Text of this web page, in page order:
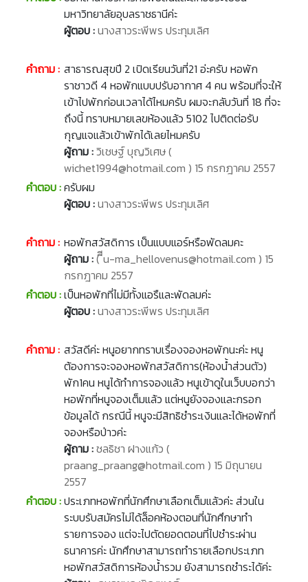
มหาวิทยาลัยอุบลราชธานีค่ะ
ผู้ตอบ :นางสาวระพีพร ประทุมเลิศ
คำถาม : สาธารณสุขปี 2 เปิดเรียนวันที่21 อ่ะครับ หอพัก
ราชาวดี 4 หอพักแบบปรับอากาศ 4 คน พร้อมที่จะให้
เข้าไปพักก่อนเวลาได้ไหมครับ ผมจะกลับวันที่ 18 ที่จะ
ถึงนี้ ทราบหมายเลขห้องแล้ว 5102 ไปติดต่อรับ
กุญแจแล้วเข้าพักได้เลยไหมครับ
ผู้ถาม :วิเชษฐ์ บุญวิเศษ (
wichet1994@hotmail.com ) 15 กรกฎาคม 2557
คำตอบ :ครับผม
ผู้ตอบ :นางสาวระพีพร ประทุมเลิศ
คำถาม : หอพักสวัสดิการ เป็นแบบแอร์หรือพัดลมคะ
ผู้ถาม :( ีีu-ma_hellovenus@hotmail.com ) 15
กรกฎาคม 2557
คำตอบ :เป็นหอพักที่ไม่มีทั้งแอรืและพัดลมค่ะ
ผู้ตอบ :นางสาวระพีพร ประทุมเลิศ
คำถาม : สวัสดีค่ะ หนูอยากทราบเรื่องจองหอพักนะค่ะ หนู
ต้องการจะจองหอพักสวัสดิการ(ห้องน้ำส่วนตัว)
พัก1คน หนูได้ทำการจองแล้ว หนูเข้าดูในเว็บบอกว่า
หอพักที่หนูจองเต็มแล้ว แต่หนูยังจองและกรอก
ข้อมูลได้ กรณีนี้ หนูจะมีสิทธิชำระเงินและได้หอพักที่
จองหรือป่าวค่ะ
ผู้ถาม :ชลธิชา ฝางแก้ว (
praang_praang@hotmail.com ) 15 มิถุนายน
2557
คำตอบ :ประเภทหอพักที่นักศึกษาเลือกเต็มแล้วค่ะ ส่วนใน
ระบบรับสมัครไม่ได้ล็อคห้องตอนที่นักศึกษาทำ
รายการจอง แต่จะไปตัดยอดตอนที่ไปชำระผ่าน
ธนาคารค่ะ นักศึกษาสามารถทำรายเลือกประเภท
หอพักสวัสดิการห้องน้ำรวม ยังสามารถชำระได้ค่ะ